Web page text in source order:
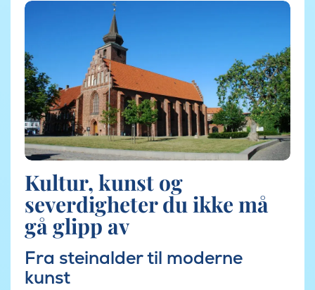
Kultur, kunst og
severdigheter du ikke må
gå glipp av
Fra steinalder til moderne
kunst